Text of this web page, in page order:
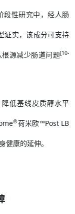
段性研究中，经人肠
证实，该成分可支持
源减少肠道问题[10-
低基线皮质醇水平
®荷米欧™Post LB
健康的延伸。